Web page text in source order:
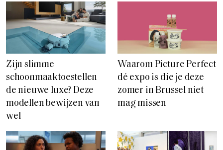
Zijn slimme
schoonmaaktoestellen
de nieuwe luxe? Deze
modellen bewijzen van
wel
Waarom Picture Perfect
dé expo is die je deze
zomer in Brussel niet
mag missen